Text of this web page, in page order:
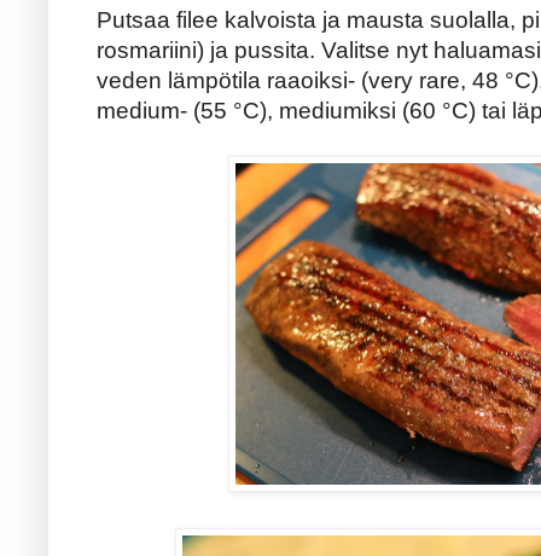
Putsaa filee kalvoista ja mausta suolalla,
rosmariini) ja pussita. Valitse nyt
veden lämpötila raaoiksi- (very rare, 48
medium- (55 °C), mediumiksi (60 °C) tai